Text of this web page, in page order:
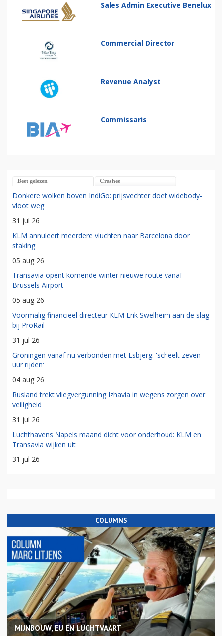
Sales Admin Executive Benelux
Commercial Director
Revenue Analyst
Commissaris
Best gelezen Crashes
Donkere wolken boven IndiGo: prijsvechter doet widebody-
vloot weg
31 jul 26
KLM annuleert meerdere vluchten naar Barcelona door
staking
05 aug 26
Transavia opent komende winter nieuwe route vanaf
Brussels Airport
05 aug 26
Voormalig financieel directeur KLM Erik Swelheim aan de slag
bij ProRail
31 jul 26
Groningen vanaf nu verbonden met Esbjerg: 'scheelt zeven
uur rijden'
04 aug 26
Rusland trekt vliegvergunning Izhavia in wegens zorgen over
veiligheid
31 jul 26
Luchthavens Napels maand dicht voor onderhoud: KLM en
Transavia wijken uit
31 jul 26
COLUMNS
MIJNBOUW, EU EN LUCHTVAART